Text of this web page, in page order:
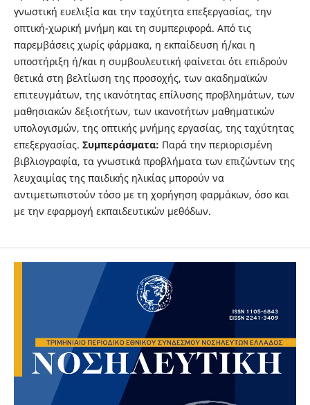
γνωστική ευελιξία και την ταχύτητα επεξεργασίας, την
οπτική-χωρική μνήμη και τη συμπεριφορά. Από τις
παρεμβάσεις χωρίς φάρμακα, η εκπαίδευση ή/και η
υποστήριξη ή/και η συμβουλευτική φαίνεται ότι επιδρούν
θετικά στη βελτίωση της προσοχής, των ακαδημαϊκών
επιτευγμάτων, της ικανότητας επίλυσης προβλημάτων, των
μαθησιακών δεξιοτήτων, των ικανοτήτων μαθηματικών
υπολογισμών, της οπτικής μνήμης εργασίας, της ταχύτητας
επεξεργασίας. Συμπεράσματα: Παρά την περιορισμένη
βιβλιογραφία, τα γνωστικά προβλήματα των επιζώντων της
λευχαιμίας της παιδικής ηλικίας μπορούν να
αντιμετωπιστούν τόσο με τη χορήγηση φαρμάκων, όσο και
με την εφαρμογή εκπαιδευτικών μεθόδων.